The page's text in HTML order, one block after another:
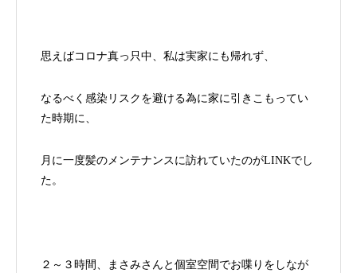
思えばコロナ真っ只中、私は実家にも帰れず、
なるべく感染リスクを避ける為に家に引きこもってい
た時期に、
月に一度髪のメンテナンスに訪れていたのがLINKでし
た。
２～３時間、まさみさんと個室空間でお喋りをしなが